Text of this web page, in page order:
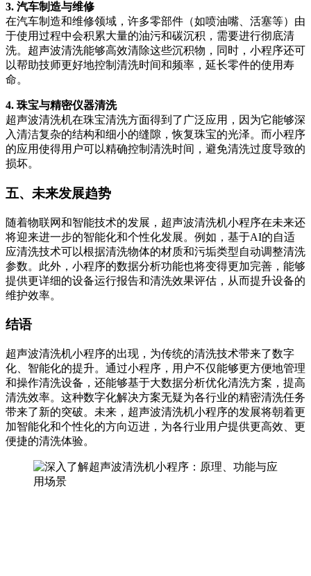
3. 汽车制造与维修
在汽车制造和维修领域，许多零部件（如喷油嘴、活塞等）由
于使用过程中会积累大量的油污和碳沉积，需要进行彻底清
洗。超声波清洗能够高效清除这些沉积物，同时，小程序还可
以帮助技师更好地控制清洗时间和频率，延长零件的使用寿
命。
4. 珠宝与精密仪器清洗
超声波清洗机在珠宝清洗方面得到了广泛应用，因为它能够深
入清洁复杂的结构和细小的缝隙，恢复珠宝的光泽。而小程序
的应用使得用户可以精确控制清洗时间，避免清洗过度导致的
损坏。
五、未来发展趋势
随着物联网和智能技术的发展，超声波清洗机小程序在未来还
将迎来进一步的智能化和个性化发展。例如，基于AI的自适
应清洗技术可以根据清洗物体的材质和污垢类型自动调整清洗
参数。此外，小程序的数据分析功能也将变得更加完善，能够
提供更详细的设备运行报告和清洗效果评估，从而提升设备的
维护效率。
结语
超声波清洗机小程序的出现，为传统的清洗技术带来了数字
化、智能化的提升。通过小程序，用户不仅能够更方便地管理
和操作清洗设备，还能够基于大数据分析优化清洗方案，提高
清洗效率。这种数字化解决方案无疑为各行业的精密清洗任务
带来了新的突破。未来，超声波清洗机小程序的发展将朝着更
加智能化和个性化的方向迈进，为各行业用户提供更高效、更
便捷的清洗体验。